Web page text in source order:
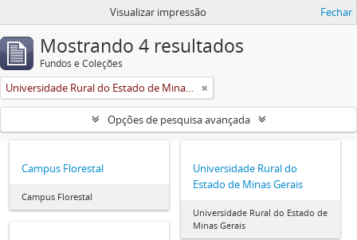
Visualizar impressão Fechar
Mostrando 4 resultados
Fundos e Coleções
Universidade Rural do Estado de Minas Gerais (Uremg)
Opções de pesquisa avançada
Campus Florestal
Campus Florestal
Universidade Rural do
Estado de Minas Gerais
Universidade Rural do Estado de
Minas Gerais